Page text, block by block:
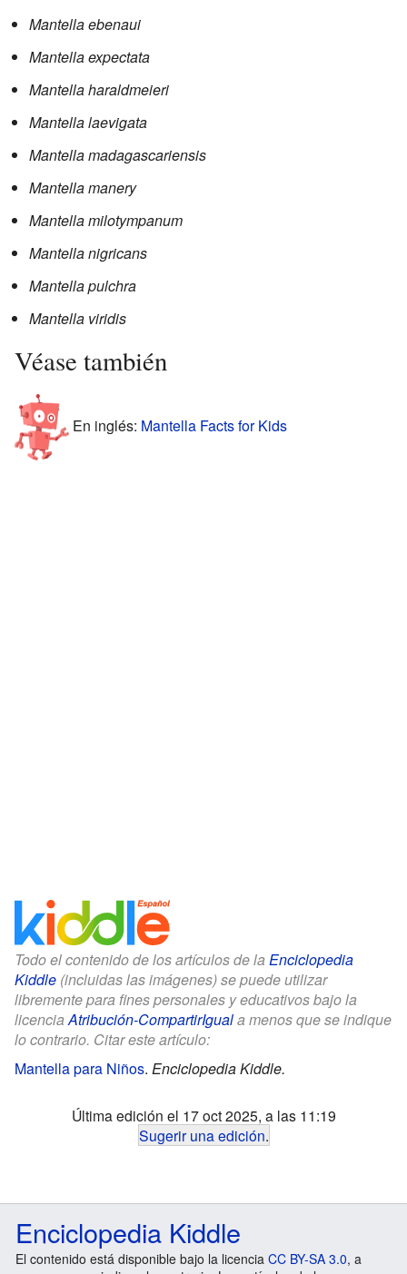
Mantella ebenaui
Mantella expectata
Mantella haraldmeieri
Mantella laevigata
Mantella madagascariensis
Mantella manery
Mantella milotympanum
Mantella nigricans
Mantella pulchra
Mantella viridis
Véase también
En inglés: Mantella Facts for Kids
Todo el contenido de los artículos de la Enciclopedia
Kiddle (incluidas las imágenes) se puede utilizar
libremente para fines personales y educativos bajo la
licenciaAtribución-CompartirIguala menos que se indique
lo contrario. Citar este artículo:
Mantella para Niños. Enciclopedia Kiddle.
Última edición el 17 oct 2025, a las 11:19
Sugerir una edición.
Enciclopedia Kiddle
El contenido está disponible bajo la licencia CC BY-SA 3.0, a